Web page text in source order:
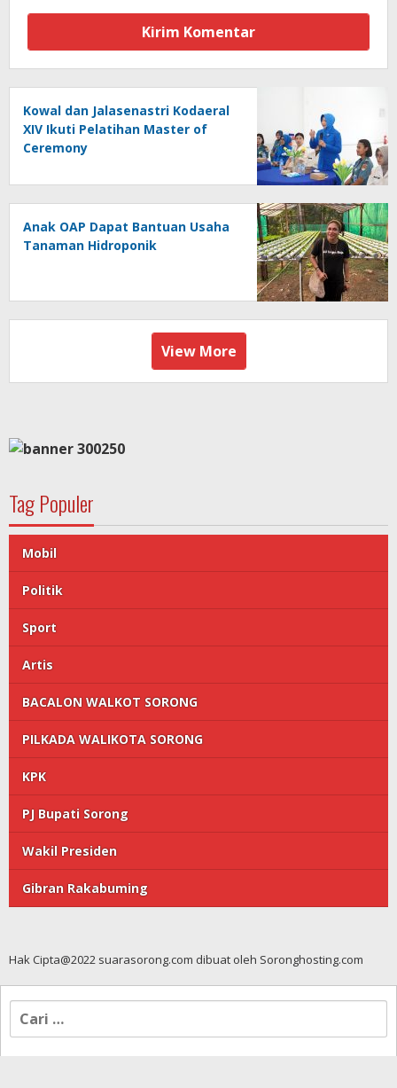
Kowal dan Jalasenastri Kodaeral
XIV Ikuti Pelatihan Master of
Ceremony
Anak OAP Dapat Bantuan Usaha
Tanaman Hidroponik
View More
Tag Populer
Mobil
Politik
Sport
Artis
BACALON WALKOT SORONG
PILKADA WALIKOTA SORONG
KPK
PJ Bupati Sorong
Wakil Presiden
Gibran Rakabuming
Hak Cipta@2022 suarasorong.com dibuat oleh Soronghosting.com
Cari
untuk: